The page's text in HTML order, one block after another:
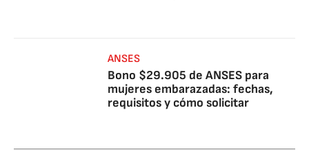
ANSES
Bono $29.905 de ANSES para
mujeres embarazadas: fechas,
requisitos y cómo solicitar